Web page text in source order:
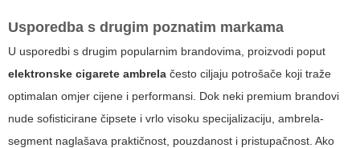
Usporedba s drugim poznatim markama
U usporedbi s drugim popularnim brandovima, proizvodi poput
elektronske cigarete ambrela često ciljaju potrošače koji traže
optimalan omjer cijene i performansi. Dok neki premium brandovi
nude sofisticirane čipsete i vrlo visoku specijalizaciju, ambrela-
segment naglašava praktičnost, pouzdanost i pristupačnost. Ako